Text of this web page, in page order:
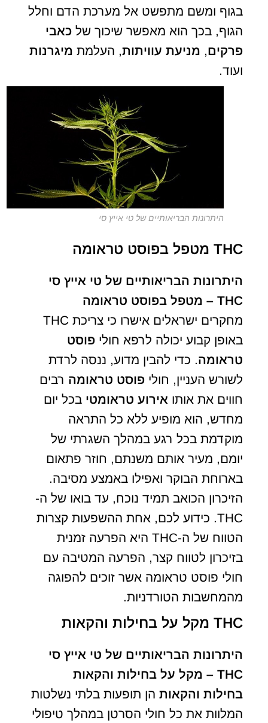
בגוף ומשם מתפשט אל מערכת הדם וחלל
הגוף, בכך הוא מאפשר שיכוך שלכאבי
פרקים, מניעת עוויתות, העלמת מיגרנות
ועוד.
היתרונות הבריאותיים של טי אייץ סי
THC מטפל בפוסט טראומה
היתרונות הבריאותיים של טי אייץ סי
THC – מטפל בפוסט טראומה
באופן קבוע יכולה לרפא חוליפוסט
טראומה. כדי להבין מדוע, ננסה לרדת
לשורש העניין, חוליפוסט טראומה רבים
חווים את אותו אירוע טראומטי בכל יום
מחדש, הוא מופיע ללא כל התראה
מוקדמת בכל רגע במהלך השגרתי של
יומם, מעיר אותם משנתם, חוזר פתאום
בארוחת הבוקר ואפילו באמצע מסיבה.
הזיכרון הכואב תמיד נוכח, עד בואו של ה-
THC. כידוע לכם, אחת ההשפעות קצרות
הטווח של ה-THC היא הפרעה זמנית
בזיכרון לטווח קצר, הפרעה המטיבה עם
חולי פוסט טראומה אשר זוכים להפוגה
מהמחשבות הטורדניות.
THC מקל על בחילות והקאות
היתרונות הבריאותיים של טי אייץ סי
THC – מקל על בחילות והקאות
בחילות והקאות הן תופעות בלתי נשלטות
המלוות את כל חולי הסרטן במהלך טיפולי